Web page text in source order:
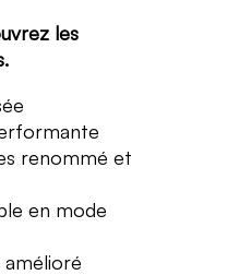
les
renommé et
en mode
amélioré